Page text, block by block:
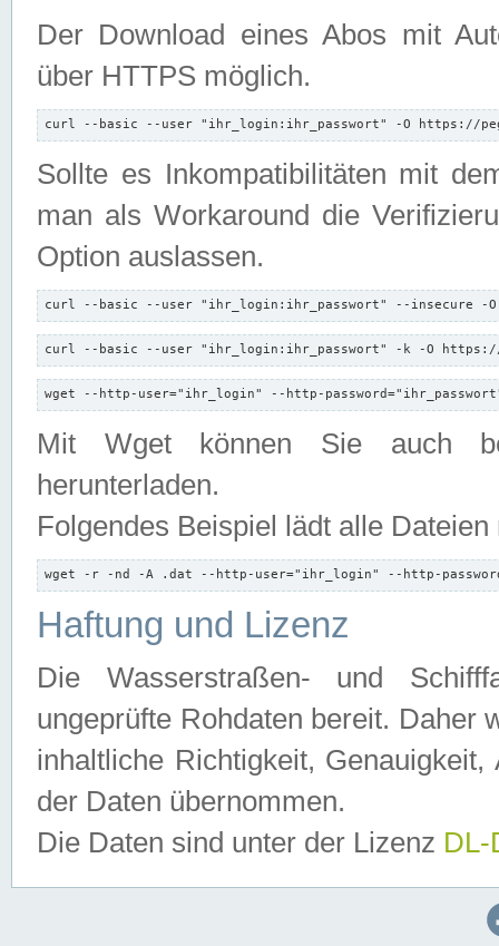
Der Download eines Abos mit
über HTTPS möglich.
curl --basic --user "ihr_login:ihr_passwort" -O https://
Sollte es Inkompatibilitäten mit
man als Workaround die
Option auslassen.
curl --basic --user "ihr_login:ihr_passwort" --insecure -
curl --basic --user "ihr_login:ihr_passwort" -k -O
wget --http-user="ihr_login" --http-
Mit Wget können Sie auch
herunterladen.
Folgendes Beispiel lädt alle
wget -r -nd -A .dat --http-user="ihr_login" --http-
Haftung und Lizenz
Die Wasserstraßen- und
ungeprüfte Rohdaten bereit. Daher
inhaltliche Richtigkeit,
der Daten übernommen.
Die Daten sind unter der Lizenz